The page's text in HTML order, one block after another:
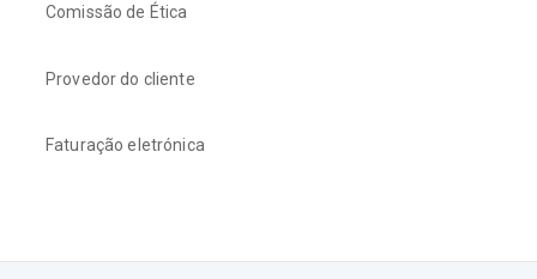
Comissão de Ética
Provedor do cliente
Faturação eletrónica